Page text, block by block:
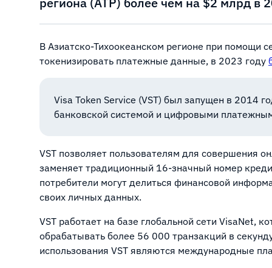
В Азиатско-Тихоокеанском регионе при помощи
токенизировать платежные данные, в 2023 году
Visa Token Service (VST) был запущен в 2014
банковской системой и цифровыми
VST позволяет пользователям для совершения
заменяет традиционный 16-значный номер
потребители могут делиться финансовой
своих личных данных.
VST работает на базе глобальной сети VisaNet,
обрабатывать более 56 000 транзакций в
использования VST являются международные